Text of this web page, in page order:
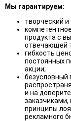
Мы гарантируем:
творческий
продукта с
отвечающей
гибкость
постоянных
акции;
безусловный
и на
принципы
рекламного